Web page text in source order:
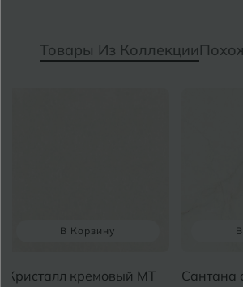
Товары Из Коллекции
В Корзину
Кристалл кремовый MT
Сантана